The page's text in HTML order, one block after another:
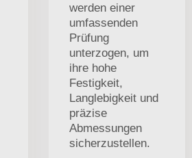
werden einer
umfassenden
Prüfung
unterzogen, um
ihre hohe
Festigkeit,
Langlebigkeit und
präzise
Abmessungen
sicherzustellen.